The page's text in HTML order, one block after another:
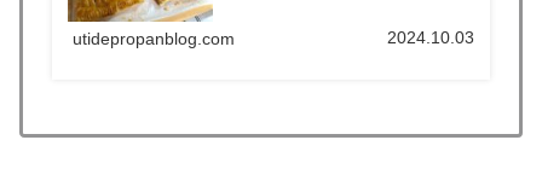
utidepropanblog.com 2024.10.03